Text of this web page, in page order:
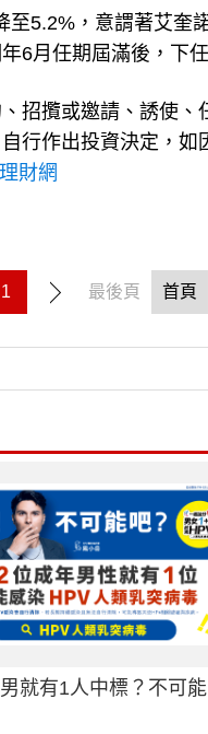
5.2%，意謂著艾奎
6月任期屆滿後，下
招攬或邀請、誘使
行作出投資決定，
財網
1 最後頁 首頁
就有1人中標？不可能